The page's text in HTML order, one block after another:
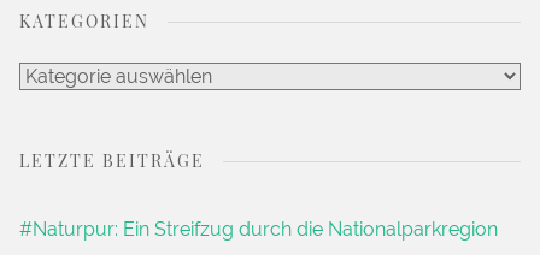
KATEGORIEN
Kategorien
LETZTE BEITRÄGE
#Naturpur: Ein Streifzug durch die Nationalparkregion